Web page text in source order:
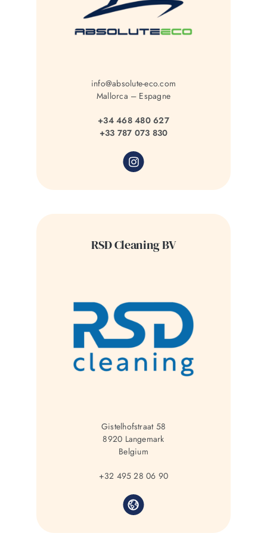
info@absolute-eco.com
Mallorca – Espagne
+34 468 480 627
+33 787 073 830
RSD Cleaning BV
Gistelhofstraat 58
8920 Langemark
Belgium
+32 495 28 06 90